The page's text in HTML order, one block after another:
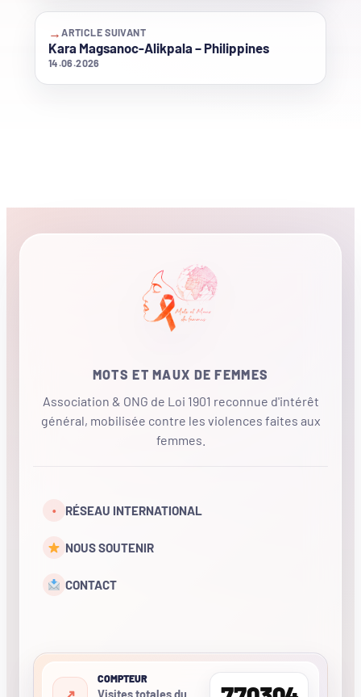
→ARTICLE SUIVANT
Kara Magsanoc-Alikpala – Philippines
14.06.2026
MOTS ET MAUX DE FEMMES
Association & ONG de Loi 1901 reconnue d'intérêt
général, mobilisée contre les violences faites aux
femmes.
• RÉSEAU INTERNATIONAL
NOUS SOUTENIR
CONTACT
COMPTEUR
Visites totales du